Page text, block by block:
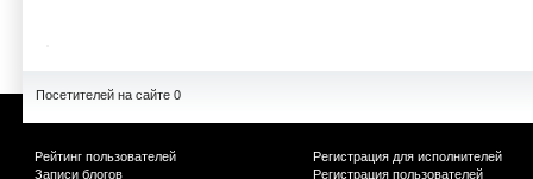
Посетителей на сайте 0
Рейтинг пользователей
Записи блогов
Регистрация для исполнителей
Регистрация пользователей